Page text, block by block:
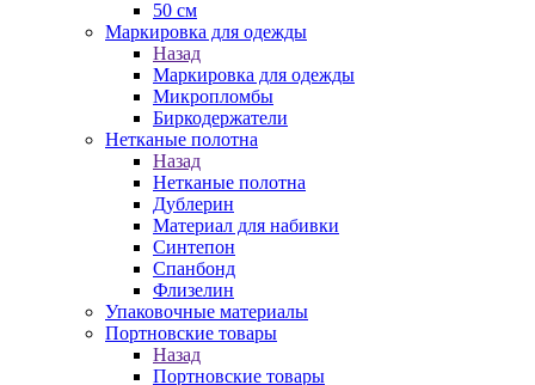
50 см
Маркировка для одежды
Назад
Маркировка для одежды
Микропломбы
Биркодержатели
Нетканые полотна
Назад
Нетканые полотна
Дублерин
Материал для набивки
Синтепон
Спанбонд
Флизелин
Упаковочные материалы
Портновские товары
Назад
Портновские товары